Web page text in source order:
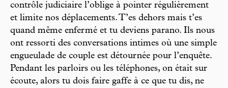
contrôle judiciaire l’oblige à pointer régulièrement
et limite nos déplacements. T’es dehors mais t’es
quand même enfermé et tu deviens parano. Ils nous
ont ressorti des conversations intimes où une simple
engueulade de couple est détournée pour l’enquête.
Pendant les parloirs ou les téléphones, on était sur
écoute, alors tu dois faire gaffe à ce que tu dis, ne